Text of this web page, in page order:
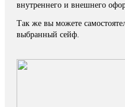
внутреннего и внешнего
Так же вы можете
выбранный сейф.